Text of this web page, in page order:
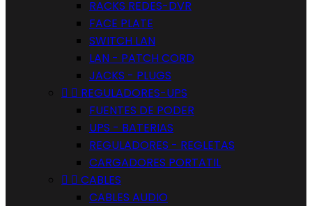
RACKS REDES-DVR
FACE PLATE
SWITCH LAN
LAN - PATCH CORD
JACKS - PLUGS
  REGULADORES-UPS
FUENTES DE PODER
UPS - BATERIAS
REGULADORES - REGLETAS
CARGADORES PORTATIL
  CABLES
CABLES AUDIO